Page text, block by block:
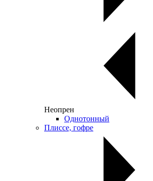
Неопрен
Однотонный
Плиссе, гофре